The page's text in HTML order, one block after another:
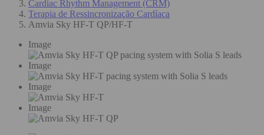
Cardiac Rhythm Management (CRM)
Terapia de Ressincronização Cardíaca
Amvia Sky HF-T QP/HF-T
Image
Image
Image
Image